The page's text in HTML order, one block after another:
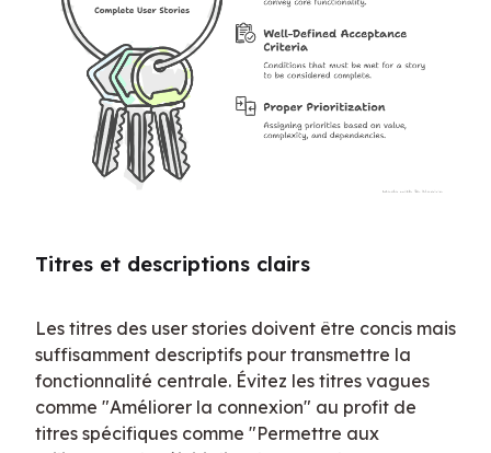
Titres et descriptions clairs
Les titres des user stories doivent être concis mais
suffisamment descriptifs pour transmettre la
fonctionnalité centrale. Évitez les titres vagues
comme "Améliorer la connexion" au profit de
titres spécifiques comme "Permettre aux